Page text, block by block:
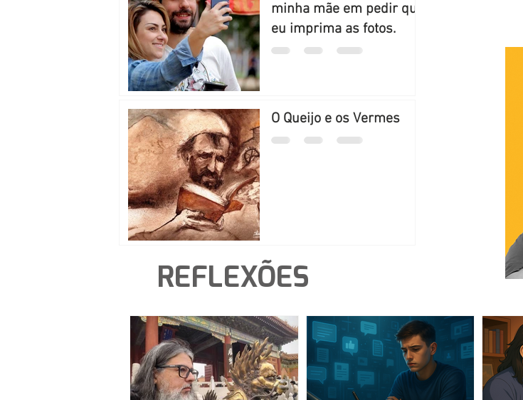
minha mãe em pedir que
eu imprima as fotos.
O Queijo e os Vermes
REFLEXÕES